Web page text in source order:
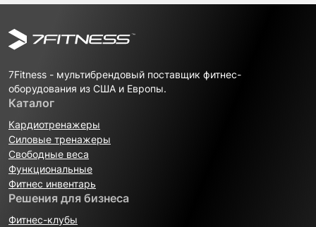
7Fitness - мультибрендовый поставщик фитнес-
оборудования из США и Европы.
Каталог
Кардиотренажеры
Силовые тренажеры
Свободные веса
Функциональные
Фитнес инвентарь
Решения для бизнеса
Фитнес-клубы